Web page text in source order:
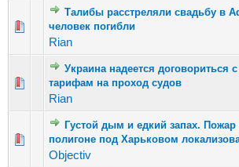
Талибы расстреляли свадьбу в
человек погибли
Rian
Голосов: 1 - Средняя оценка: 1 из 5
1234
Украина надеется договориться
тарифам на проход судов
Rian
Голосов: 2 - Средняя оценка: 2 из 5
12345
Густой дым и едкий запах.
полигоне под Харьковом
Objectiv
Голосов: 1 - Средняя оценка: 1 из 5
1 2345